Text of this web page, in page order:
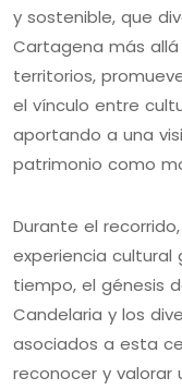
y sostenible, que
Cartagena más
territorios,
el vínculo entre
aportando a una
patrimonio como
Durante el
experiencia cultural
tiempo, el génesis
Candelaria y los
asociados a esta
reconocer y valorar